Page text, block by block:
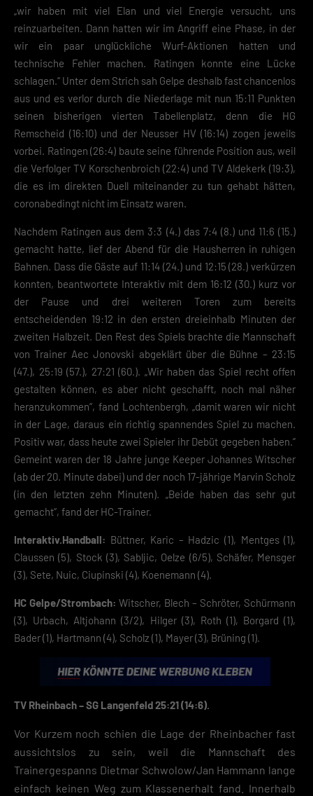
„wir haben mit viel Elan und viel Energie versucht, uns
reinzuarbeiten. Dann hatten wir im Angriff eine Phase, in der
wir ein paar unglückliche Wurf-Aktionen hatten und
technische Fehler machen. Ratingen konnte eine Lücke
schlagen.“ Unter dem Strich sah Gelpe deshalb fast chancenlos
aus und es verlor durch die Niederlage mit nun 15:11 Punkten
seinen bisherigen vierten Tabellenplatz, denn die HG
Remscheid (16:10) und der Neusser HV (16:14) zogen jeweils
vorbei. Ratingen (26:4) baute seine führende Position aus, weil
die Verfolger TV Korschenbroich (22:4) und TV Aldekerk (19:3),
die es im direkten Duell miteinander zu tun gehabt hätten,
coronabedingt nicht im Einsatz waren.
Nachdem Ratingen aus dem 3:3 (4.) das 7:4 (8.) und 11:6 (15.)
gemacht hatte, lief der Abend für die Hausherren in ruhigen
Bahnen. Dass die Gäste auf 11:14 (24.) und 12:15 (28.) verkürzen
konnten, beantwortete Interaktiv mit dem 16:12 (30.) kurz vor
der Pause und drei weiteren Toren zum bereits
entscheidenden 19:12 in den ersten dreieinhalb Minuten der
zweiten Halbzeit. Den Rest des Spiels brachte die Mannschaft
von Trainer Aec Jonovski abgeklärt über die Bühne – 23:15
(47.), 25:19 (57.), 27:21 (60.). „Wir haben das Spiel recht offen
gestalten können, es aber nicht geschafft, noch mal näher
heranzukommen“, fand Lochtenbergh, „damit waren wir nicht
in der Lage, daraus ein richtig spannendes Spiel zu machen.
Positiv war, dass heute zwei Spieler ihr Debüt gegeben haben.“
Gemeint waren der 18 Jahre junge Keeper Johannes Witscher
(ab der 20. Minute dabei) und der noch 17-jährige Marvin Scholz
(in den letzten zehn Minuten). „Beide haben das sehr gut
gemacht“, fand der HC-Trainer.
Interaktiv.Handball: Büttner, Karic – Hadzic (1), Mentges (1),
Claussen (5), Stock (3), Sabljic, Oelze (6/5), Schäfer, Mensger
(3), Sete, Nuic, Ciupinski (4), Koenemann (4).
HC Gelpe/Strombach: Witscher, Blech – Schröter, Schürmann
(3), Urbach, Altjohann (3/2), Hilger (3), Roth (1), Borgard (1),
Bader (1), Hartmann (4), Scholz (1), Mayer (3), Brüning (1).
TV Rheinbach – SG Langenfeld 25:21 (14:6).
Vor Kurzem noch schien die Lage der Rheinbacher fast
aussichtslos zu sein, weil die Mannschaft des
Trainergespanns Dietmar Schwolow/Jan Hammann lange
einfach keinen Weg zum Klassenerhalt fand. Innerhalb